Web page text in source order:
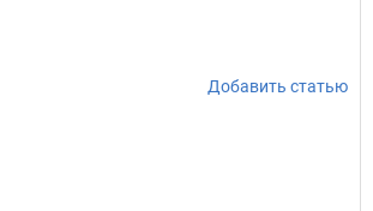
Добавить статью